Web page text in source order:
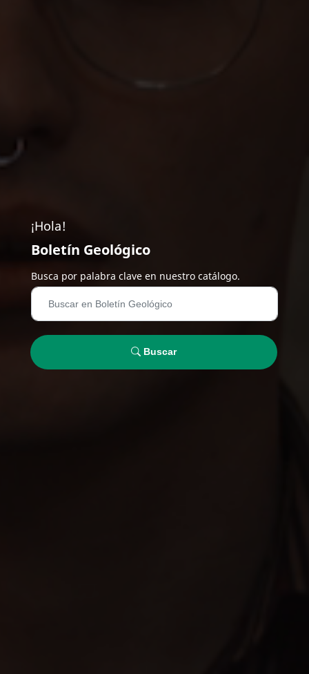
¡Hola!
Boletín Geológico
Busca por palabra clave en nuestro catálogo.
Buscar